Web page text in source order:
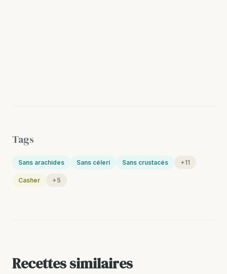
Tags
Sans arachides Sans céleri Sans crustacés +11
Casher +5
Recettes similaires